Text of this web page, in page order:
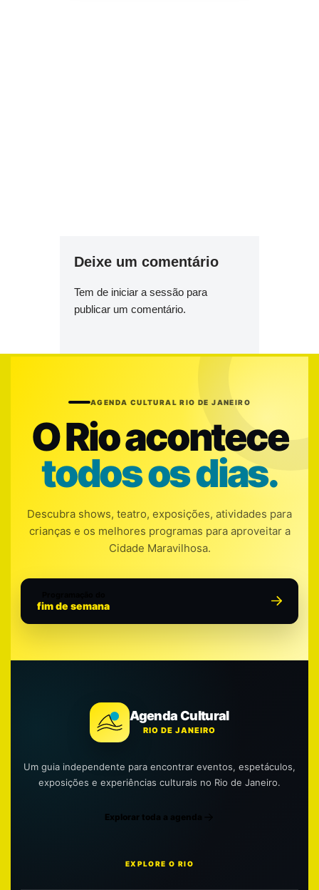
Deixe um comentário
Tem de iniciar a sessão para
publicar um comentário.
AGENDA CULTURAL RIO DE JANEIRO
O Rio acontece
todos os dias.
Descubra shows, teatro, exposições, atividades para
crianças e os melhores programas para aproveitar a
Cidade Maravilhosa.
fim de semana
Agenda Cultural
RIO DE JANEIRO
Um guia independente para encontrar eventos, espetáculos,
exposições e experiências culturais no Rio de Janeiro.
Explorar toda a agenda
EXPLORE O RIO